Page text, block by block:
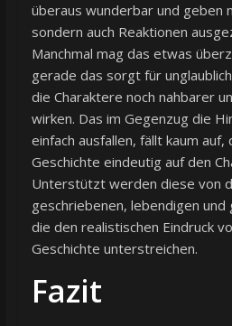
überaus wunderbar und geben
sondern auch Reaktionen
Manchmal mag das etwas
gerade das sorgt für
die Charaktere noch nahbarer
wirken. Das im Gegenzug die
einfach ausfallen, fällt kaum
Geschichte eindeutig auf den
Unterstützt werden diese von
geschriebenen, lebendigen und
die den realistischen Eindruck
Geschichte unterstreichen.
Fazit